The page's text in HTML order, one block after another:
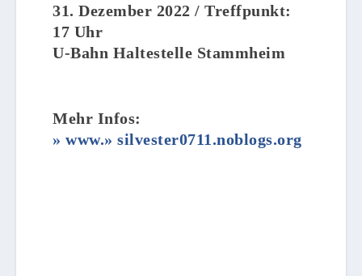
31. Dezember 2022 / Treffpunkt:
17 Uhr
U-Bahn Haltestelle Stammheim
Mehr Infos:
www.
silvester0711.noblogs.org